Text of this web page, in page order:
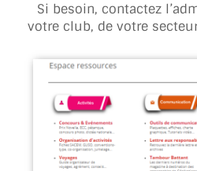
Si besoin, contactez
votre club, de votre